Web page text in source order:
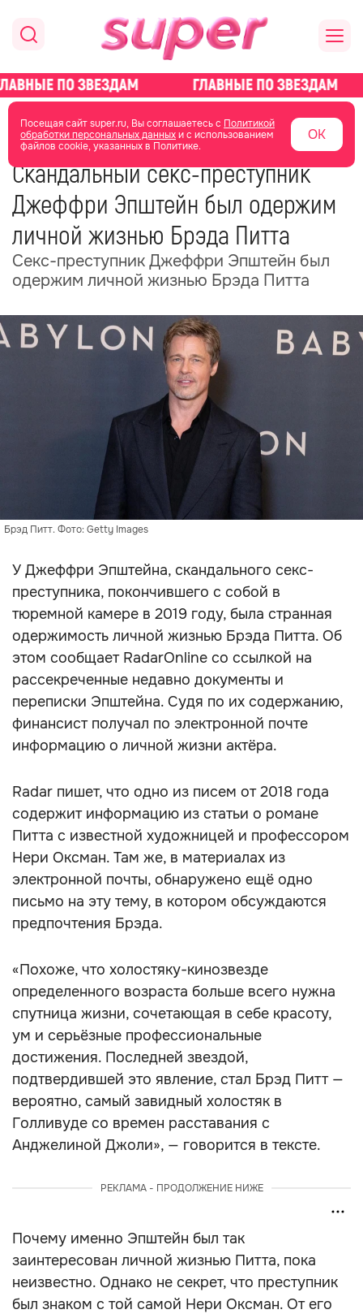
Посещая сайт super.ru, Вы соглашаетесь с Политикой
обработки персональных данныхи с использованием
файлов cookie, указанных в Политике.
ОК
главная новости о звездах новости
03 февраля 06:35
Скандальный секс-преступник
Джеффри Эпштейн был одержим
личной жизнью Брэда Питта
Секс-преступник Джеффри Эпштейн был
одержим личной жизнью Брэда Питта
Брэд Питт. Фото: Getty Images
У Джеффри Эпштейна, скандального секс-
преступника, покончившего с собой в
тюремной камере в 2019 году, была странная
одержимость личной жизнью Брэда Питта. Об
этом сообщает RadarOnline со ссылкой на
рассекреченные недавно документы и
переписки Эпштейна. Судя по их содержанию,
финансист получал по электронной почте
информацию о личной жизни актёра.
Radar пишет, что одно из писем от 2018 года
содержит информацию из статьи о романе
Питта с известной художницей и профессором
Нери Оксман. Там же, в материалах из
электронной почты, обнаружено ещё одно
письмо на эту тему, в котором обсуждаются
предпочтения Брэда.
«Похоже, что холостяку-кинозвезде
определенного возраста больше всего нужна
спутница жизни, сочетающая в себе красоту,
ум и серьёзные профессиональные
достижения. Последней звездой,
подтвердившей это явление, стал Брэд Питт —
вероятно, самый завидный холостяк в
Голливуде со времен расставания с
Анджелиной Джоли», — говорится в тексте.
РЕКЛАМА - ПРОДОЛЖЕНИЕ НИЖЕ
Почему именно Эпштейн был так
заинтересован личной жизнью Питта, пока
неизвестно. Однако не секрет, что преступник
был знаком с той самой Нери Оксман. От его